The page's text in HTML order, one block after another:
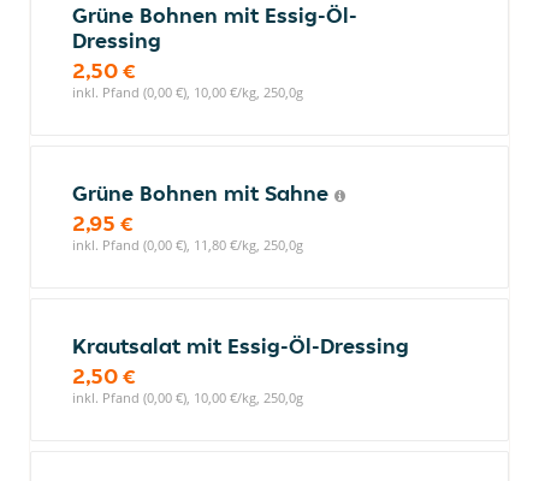
Grüne Bohnen mit Essig-Öl-
Dressing
2,50 €
inkl. Pfand (0,00 €), 10,00 €/kg, 250,0g
Grüne Bohnen mit Sahne
2,95 €
inkl. Pfand (0,00 €), 11,80 €/kg, 250,0g
Krautsalat mit Essig-Öl-Dressing
2,50 €
inkl. Pfand (0,00 €), 10,00 €/kg, 250,0g